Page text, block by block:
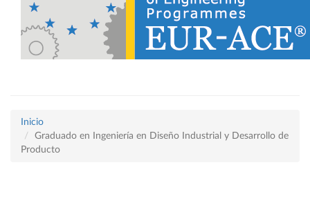
Inicio
Graduado en Ingeniería en Diseño Industrial y Desarrollo de
Producto